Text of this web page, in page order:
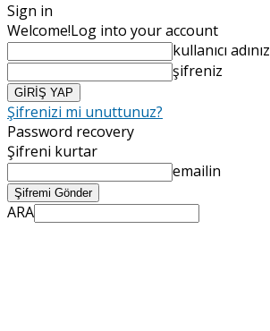
Sign in
Welcome!Log into your account
kullanıcı adınız
şifreniz
Şifrenizi mi unuttunuz?
Password recovery
Şifreni kurtar
emailin
ARA